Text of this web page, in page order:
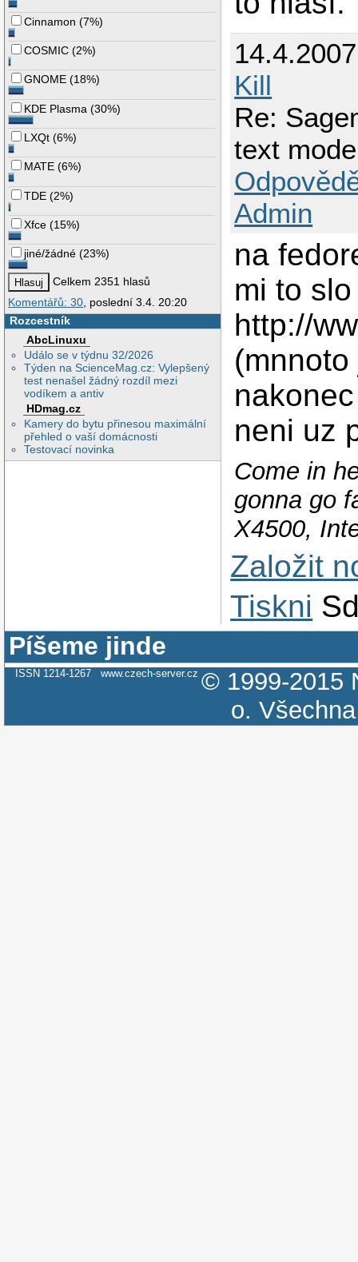
Cinnamon (7%)
COSMIC (2%)
GNOME (18%)
KDE Plasma (30%)
LXQt (6%)
MATE (6%)
TDE (2%)
Xfce (15%)
jiné/žádné (23%)
Celkem 2351 hlasů
Komentářů: 30 , poslední 3.4. 20:20
Rozcestník
AbcLinuxu
Událo se v týdnu 32/2026
Týden na ScienceMag.cz: Vylepšený
test nenašel žádný rozdíl mezi
vodíkem a antiv
HDmag.cz
Kamery do bytu přinesou maximální
přehled o vaší domácnosti
Testovací novinka
Kill
Re:
text mode
Admin
na
mi to
http://
neni uz
Come in
gonna go
X4500,
Založit
Tiskni
Píšeme jinde
ISSN 1214-1267 www.czech-server.cz © 1999-2015
o.